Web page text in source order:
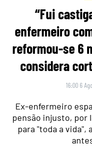
“Fui
enfermeiro
reformou-se 6
considera
16:00 6
Ex-enfermeiro
pensão injusto, por
para "toda a